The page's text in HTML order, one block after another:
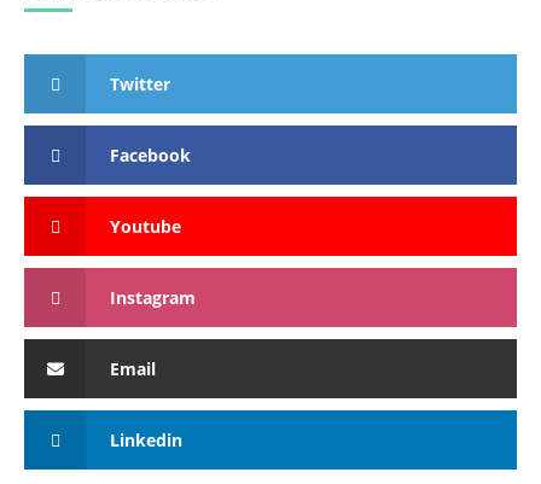
Twitter
Facebook
Youtube
Instagram
Email
Linkedin